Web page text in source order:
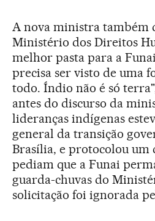
A nova ministra também
Ministério dos Direitos
melhor pasta para a
precisa ser visto de uma
todo. Índio não é só
antes do discurso da
lideranças indígenas
general da transição
Brasília, e protocolou um
pediam que a Funai
guarda-chuvas do
solicitação foi ignorada